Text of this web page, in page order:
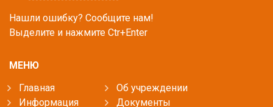
Нашли ошибку? Сообщите нам!
Выделите и нажмите Ctr+Enter
МЕНЮ
Главная
Об учреждении
Информация
Документы